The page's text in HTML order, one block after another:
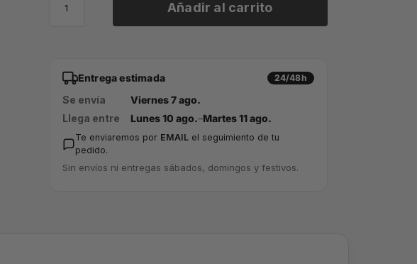
Añadir al carrito
Entrega estimada 24/48h
Se envía
Viernes 7 ago.
Llega entre
Lunes 10 ago.–Martes 11 ago.
Te enviaremos por EMAILel seguimiento de tu
pedido.
Sin envíos ni entregas sábados, domingos y festivos.